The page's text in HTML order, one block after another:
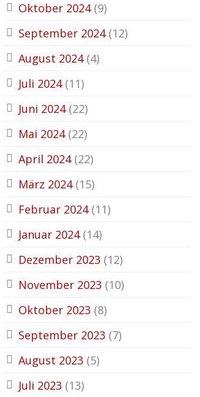
Oktober 2024(9)
September 2024(12)
August 2024(4)
Juli 2024(11)
Juni 2024(22)
Mai 2024(22)
April 2024(22)
März 2024(15)
Februar 2024(11)
Januar 2024(14)
Dezember 2023 (12)
November 2023 (10)
Oktober 2023 (8)
September 2023 (7)
August 2023 (5)
Juli 2023 (13)